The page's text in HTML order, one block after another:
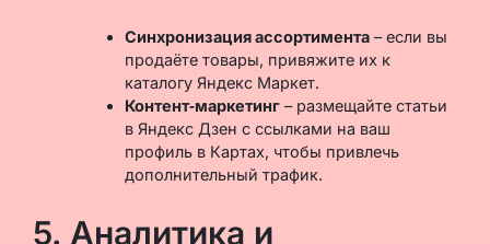
Синхронизация ассортимента– если вы
продаёте товары, привяжите их к
каталогу Яндекс Маркет.
Контент‑маркетинг– размещайте статьи
в Яндекс Дзен с ссылками на ваш
профиль в Картах, чтобы привлечь
дополнительный трафик.
5. Аналитика и